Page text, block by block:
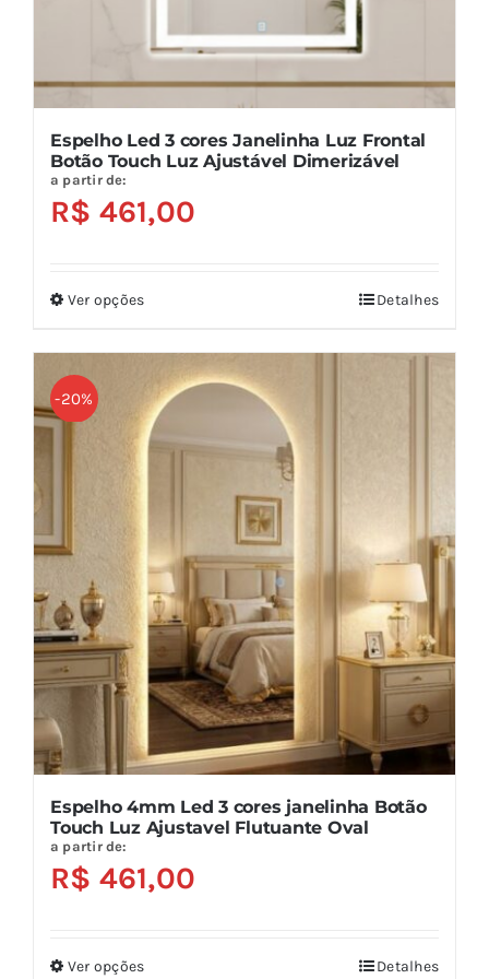
produto
Espelho Led 3 cores Janelinha Luz Frontal
Botão Touch Luz Ajustável Dimerizável
a partir de:
R$ 461,00
Ver opçõesEste
várias
variantes.
escolhidas
na
página
do
produto
Detalhes
-20%
Espelho 4mm Led 3 cores janelinha Botão
Touch Luz Ajustavel Flutuante Oval
a partir de:
R$ 461,00
Ver opçõesEste Detalhes